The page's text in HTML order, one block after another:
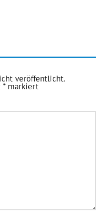
veröffentlicht.
*markiert